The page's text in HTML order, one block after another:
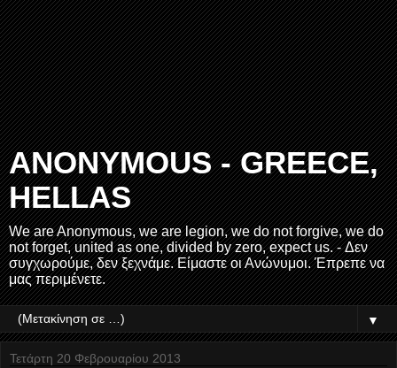
ANONYMOUS - GREECE,
HELLAS
We are Anonymous, we are legion, we do not forgive, we do
not forget, united as one, divided by zero, expect us. - Δεν
συγχωρούμε, δεν ξεχνάμε. Είμαστε οι Ανώνυμοι. Έπρεπε να
μας περιμένετε.
▼
Τετάρτη 20 Φεβρουαρίου 2013